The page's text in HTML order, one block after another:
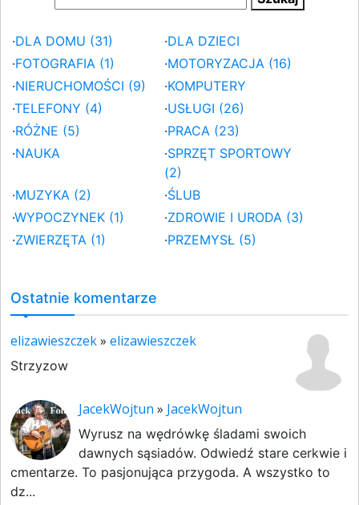
·DLA DOMU (31) ·DLA DZIECI
·FOTOGRAFIA (1) ·MOTORYZACJA (16)
·NIERUCHOMOŚCI (9) ·KOMPUTERY
·TELEFONY (4) ·USŁUGI (26)
·RÓŻNE (5) ·PRACA (23)
·NAUKA ·SPRZĘT SPORTOWY
(2)
·MUZYKA (2) ·ŚLUB
·WYPOCZYNEK (1) ·ZDROWIE I URODA (3)
·ZWIERZĘTA (1) ·PRZEMYSŁ (5)
Ostatnie komentarze
elizawieszczek» elizawieszczek
Strzyzow
JacekWojtun » JacekWojtun
Wyrusz na wędrówkę śladami swoich
dawnych sąsiadów. Odwiedź stare cerkwie i
cmentarze. To pasjonująca przygoda. A wszystko to
dz...